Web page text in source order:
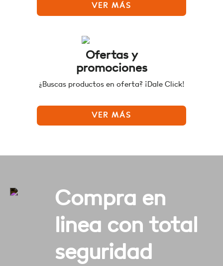
VER MÁS
Ofertas y
promociones
¿Buscas productos en oferta? ¡Dale Click!
VER MÁS
Compra en
linea con total
seguridad